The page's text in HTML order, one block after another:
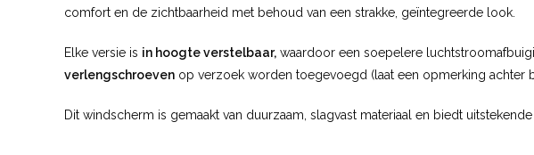
comfort en de zichtbaarheid met behoud van een strakke, geïntegreerde look.
Elke versie is in hoogte verstelbaar, waardoor een soepelere
verlengschroeven op verzoek worden toegevoegd (laat een opmerking achter
Dit windscherm is gemaakt van duurzaam, slagvast materiaal en biedt